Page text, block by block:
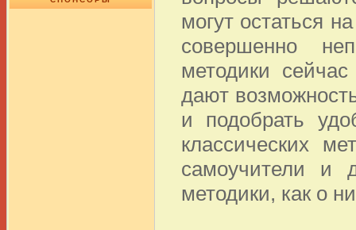
могут остаться
совершенно
методики
дают
и подобрать
классических
самоучители и
методики, как о